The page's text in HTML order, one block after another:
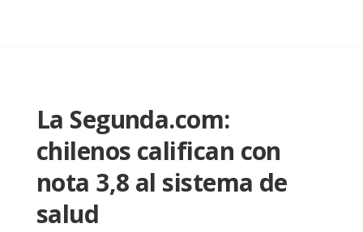
La Segunda.com:
chilenos califican con
nota 3,8 al sistema de
salud